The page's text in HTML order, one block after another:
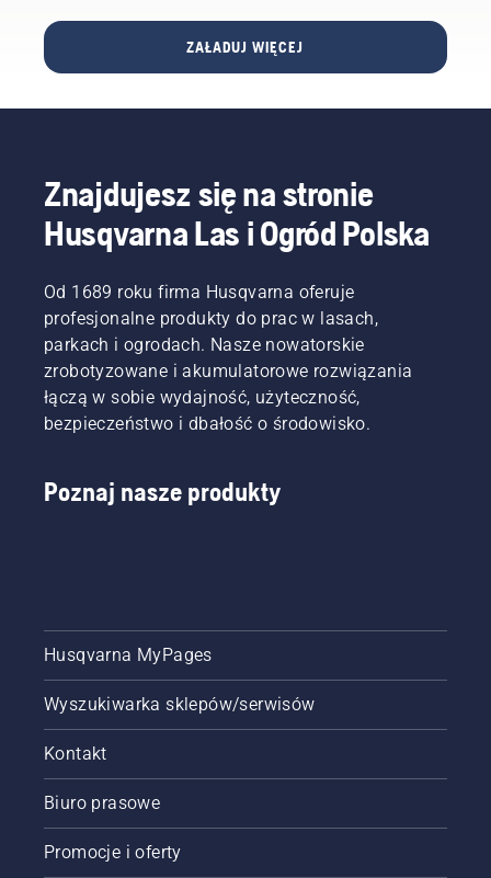
EPOS®.
właścicielom
domów
szerszego
domu i w
ogrodzie.
cztery
miliony
zainstalowanych
Husqvarna
udostępnia
teraz
klasy
premium
jeszcze
większej
liczbie
trawników
– bez
i bez
konieczności
wysoka
cięcia.
dalszy
krok w
ZAŁADUJ WIĘCEJ
Znajdujesz się na stronie
Husqvarna Las i Ogród Polska
Od 1689 roku firma Husqvarna oferuje
profesjonalne produkty do prac w lasach,
parkach i ogrodach. Nasze nowatorskie
zrobotyzowane i akumulatorowe rozwiązania
łączą w sobie wydajność, użyteczność,
bezpieczeństwo i dbałość o środowisko.
Poznaj nasze produkty
Husqvarna MyPages
Wyszukiwarka sklepów/serwisów
Kontakt
Biuro prasowe
Promocje i oferty